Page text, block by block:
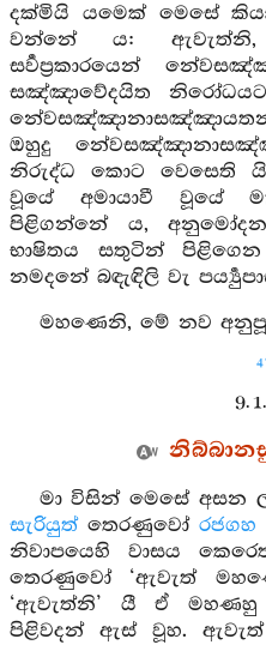
දක්මියි යමෙක් මෙසේ
වන්නේ ය:
සර්‍වප්‍රකාරයෙන්
සඤ්ඤාවේදයිත
ඔහුදු
නිරුද්ධ කොට වෙසෙති
වූයේ අමායාවී වූයේ
පිළිගන්නේ ය,
භාෂිතය සතුටින්
නමදනේ බඳැඳිලි වැ
මහණෙනි, මේ නව
9.
මා විසින් මෙසේ අසන
සැරියුත්තෙරණුවෝරජගහ
නිවාපයෙහි වාසය
තෙරණුවෝ ‘ඇවැත්
‘ඇවැත්නි’ යී ඒ
පිළිවදන් ඇස් වූහ.